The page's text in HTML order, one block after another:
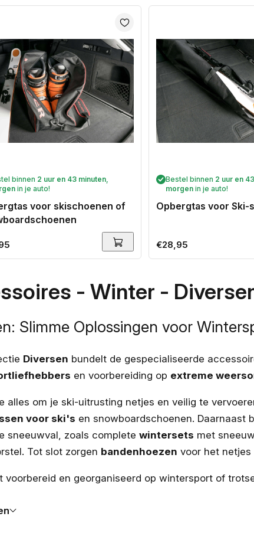
binnen 2 uur en 43 minuten,
in je auto!
voor skischoenen of
Bestel binnen 2 uur en
morgen in je auto!
Opbergtas voor Ski-
Normale
prijs
€28,95
- Winter -
Slimme Oplossingen voor
Diversen bundelt de gespecialiseerde
en voorbereiding op extreme
alles om je ski-uitrusting netjes en veilig te
voor ski's en snowboardschoenen. Daarnaast
sneeuwval, zoals complete wintersets met
Tot slot zorgen bandenhoezen voor het netjes
voorbereid en georganiseerd op wintersport of